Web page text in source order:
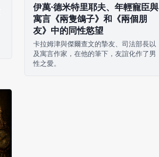
伊萬·德米特里耶夫、年輕寵臣與
寓言《兩隻鴿子》和《兩個朋
友》中的同性慾望
卡拉姆津與傑爾查文的摯友、司法部長以
及寓言作家，在他的筆下，友誼化作了男
性之愛。